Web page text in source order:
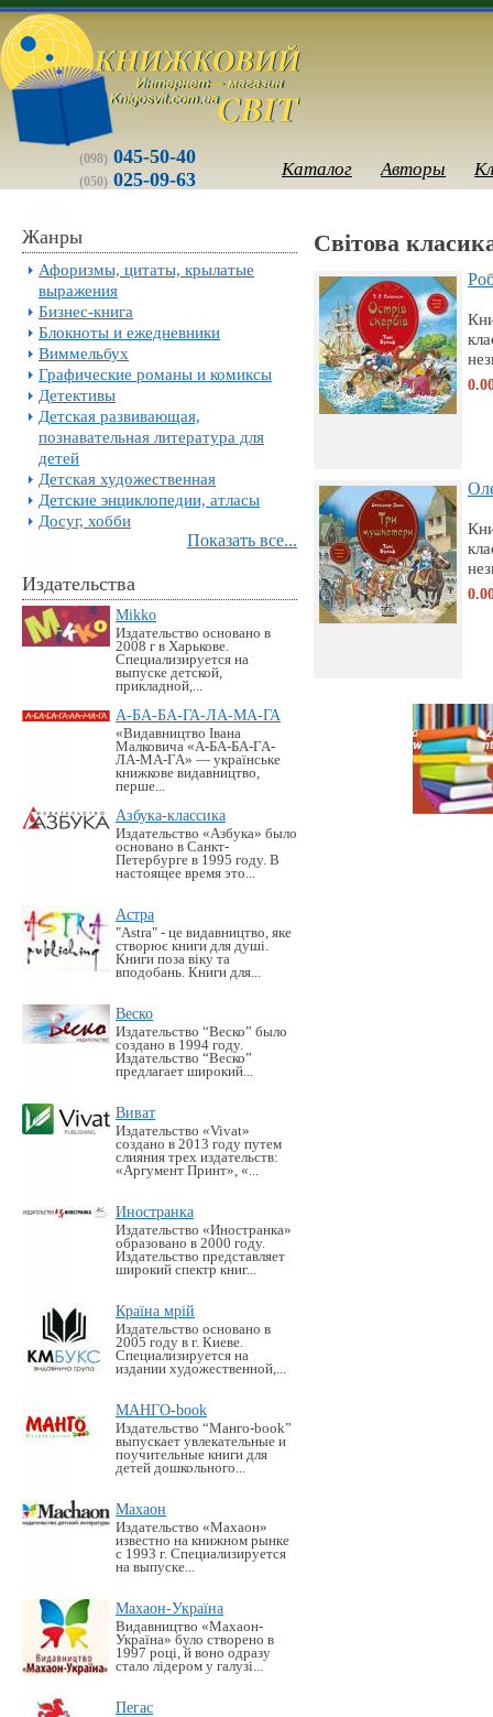
(098) 045-50-40
(050) 025-09-63 Каталог Авторы
Жанры
Афоризмы, цитаты, крылатые
выражения
Бизнес-книга
Блокноты и ежедневники
Виммельбух
Графические романы и комиксы
Детективы
Детская развивающая,
познавательная литература для
детей
Детская художественная
Детские энциклопедии, атласы
Досуг, хобби
Показать все...
Издательства
Mikko
Издательство основано в
2008 г в Харькове.
Специализируется на
выпуске детской,
прикладной,...
А-БА-БА-ГА-ЛА-МА-ГА
«Видавництво Івана
Малковича «А-БА-БА-ГА-
ЛА-МА-ГА» — українське
книжкове видавництво,
перше...
Азбука-классика
Издательство «Азбука» было
основано в Санкт-
Петербурге в 1995 году. В
настоящее время это...
Астра
"Astra" - це видавництво, яке
створює книги для душі.
Книги поза віку та
вподобань. Книги для...
Веско
Издательство “Веско” было
создано в 1994 году.
Издательство “Веско”
предлагает широкий...
Виват
Издательство «Vivat»
создано в 2013 году путем
слияния трех издательств:
«Аргумент Принт», «...
Иностранка
Издательство «Иностранка»
образовано в 2000 году.
Издательство представляет
широкий спектр книг...
Країна мрій
Издательство основано в
2005 году в г. Киеве.
Специализируется на
издании художественной,...
МАНГО-book
Издательство “Манго-book”
выпускает увлекательные и
поучительные книги для
детей дошкольного...
Махаон
Издательство «Махаон»
известно на книжном рынке
с 1993 г. Специализируется
на выпуске...
Махаон-Україна
Видавництво «Махаон-
Україна» було створено в
1997 році, й воно одразу
стало лідером у галузі...
Пегас
Світова